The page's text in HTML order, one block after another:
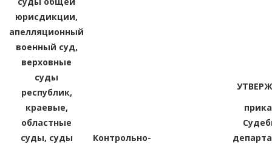
юрисдикции,
апелляционный
военный суд,
верховные
суды
республик,
краевые,
областные
суды, суды
Контрольно-